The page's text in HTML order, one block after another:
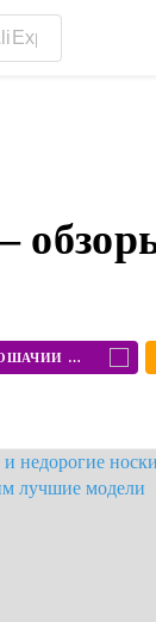
СОЛНЦЕЗАЩИТНЫЕ ОЧКИ КОШАЧИЙ ГЛАЗ